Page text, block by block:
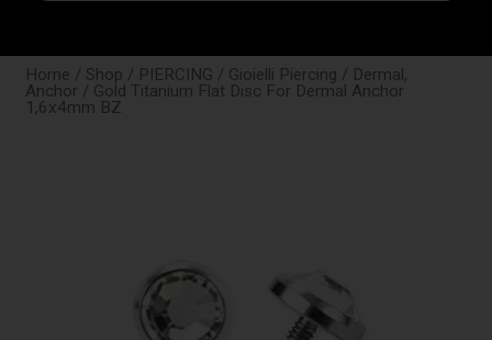
Home / Shop / PIERCING / Gioielli Piercing / Dermal,
Anchor / Gold Titanium Flat Disc For Dermal Anchor
1,6x4mm BZ